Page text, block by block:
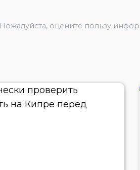
Пожалуйста, оцените пользу